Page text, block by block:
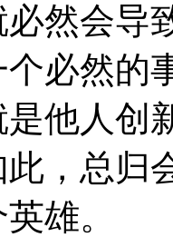
然会导
个必然的
是他人创
此，总归
雄。